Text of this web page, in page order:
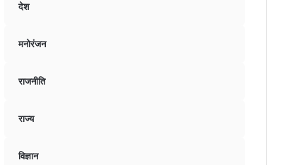
देश
मनोरंजन
राजनीति
राज्य
विज्ञान